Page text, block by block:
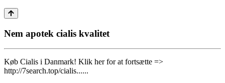
Nem apotek cialis kvalitet
Køb Cialis i Danmark! Klik her for at fortsætte =>
http://7search.top/cialis......